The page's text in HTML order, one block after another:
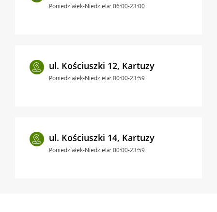
Poniedziałek-Niedziela: 06:00-23:00
ul. Kościuszki 12, Kartuzy
Poniedziałek-Niedziela: 00:00-23:59
ul. Kościuszki 14, Kartuzy
Poniedziałek-Niedziela: 00:00-23:59